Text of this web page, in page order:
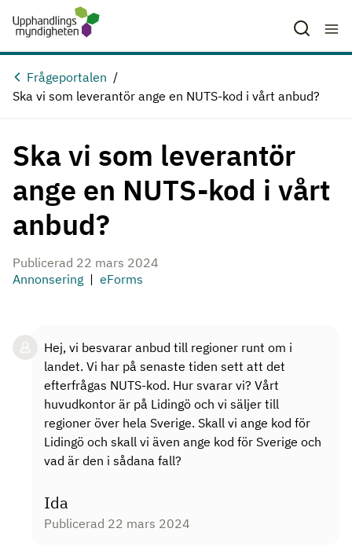
Hoppa till huvudinnehåll
Frågeportalen
Ska vi som leverantör ange en NUTS-kod i vårt anbud?
Ska vi som leverantör
ange en NUTS-kod i vårt
anbud?
Publicerad 22 mars 2024
Annonsering
eForms
Hej, vi besvarar anbud till regioner runt om i
landet. Vi har på senaste tiden sett att det
efterfrågas NUTS-kod. Hur svarar vi? Vårt
huvudkontor är på Lidingö och vi säljer till
regioner över hela Sverige. Skall vi ange kod för
Lidingö och skall vi även ange kod för Sverige och
vad är den i sådana fall?
Ida
Publicerad 22 mars 2024